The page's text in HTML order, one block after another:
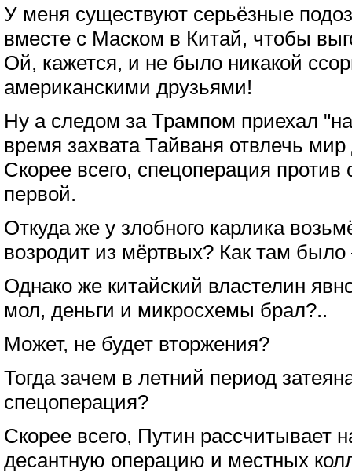
У меня существуют серьёзные
вместе с Маском в Китай, чтобы
Ой, кажется, и не было никакой
американскими друзьями!
Ну а следом за Трампом приехал
время захвата Тайваня отвлечь
Скорее всего, спецоперация против
первой.
Откуда же у злобного карлика
возродит из мёртвых? Как там было
Однако же китайский властелин
мол, деньги и микросхемы брал?..
Может, не будет вторжения?
Тогда зачем в летний период
спецоперация?
Скорее всего, Путин рассчитывает
десантную операцию и местных